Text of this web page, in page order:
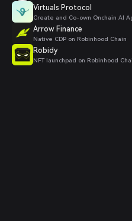
Virtuals Protocol
Create and Co-own Onchain AI
Arrow Finance
Native CDP on Robinhood Chain
Robidy
NFT launchpad on Robinhood